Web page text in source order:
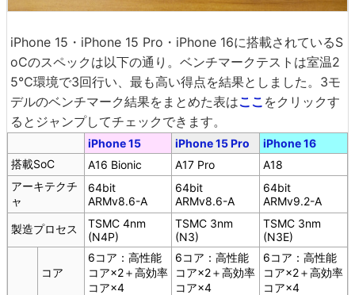
iPhone 15・iPhone 15 Pro・iPhone 16に搭載されているS
oCのスペックは以下の通り。ベンチマークテストは室温2
5℃環境で3回行い、最も高い得点を結果としました。3モ
デルのベンチマーク結果をまとめた表はここ をクリックす
るとジャンプしてチェックできます。
iPhone 15 iPhone 15 Pro
iPhone 16
搭載SoC
A16 Bionic A17 Pro
A18
アーキテクチ
ャ
64bit
ARMv8.6-A
64bit
ARMv8.6-A
64bit
ARMv9.2-A
製造プロセス
TSMC 4nm
(N4P)
TSMC 3nm
(N3)
TSMC 3nm
(N3E)
コア
6コア：高性能
コア×2＋高効率
コア×4
6コア：高性能
コア×2＋高効率
コア×4
6コア：高性能
コア×2＋高効率
コア×4